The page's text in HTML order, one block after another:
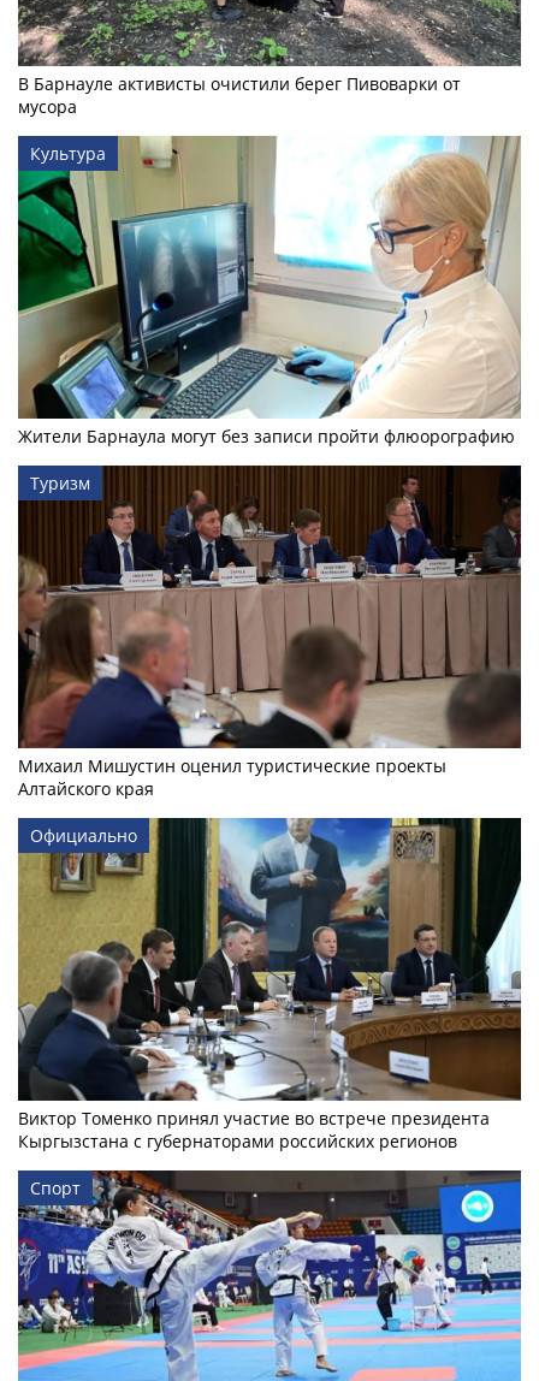
В Барнауле активисты очистили берег Пивоварки от
мусора
Культура
Жители Барнаула могут без записи пройти флюорографию
Туризм
Михаил Мишустин оценил туристические проекты
Алтайского края
Официально
Виктор Томенко принял участие во встрече президента
Кыргызстана с губернаторами российских регионов
Спорт